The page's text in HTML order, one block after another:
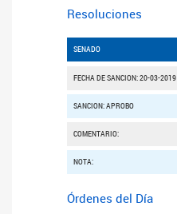
Resoluciones
SENADO
FECHA DE SANCION: 20-03-2019
SANCION: APROBO
COMENTARIO:
NOTA:
Órdenes del Día